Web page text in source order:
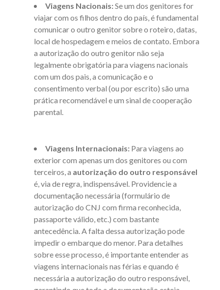
Viagens Nacionais:Se um dos genitores for
viajar com os filhos dentro do país, é fundamental
comunicar o outro genitor sobre o roteiro, datas,
local de hospedagem e meios de contato. Embora
a autorização do outro genitor não seja
legalmente obrigatória para viagens nacionais
com um dos pais, a comunicação e o
consentimento verbal (ou por escrito) são uma
prática recomendável e um sinal de cooperação
parental.
Viagens Internacionais: Para viagens ao
exterior com apenas um dos genitores ou com
terceiros, a autorização do outro responsável
é, via de regra, indispensável. Providencie a
documentação necessária (formulário de
autorização do CNJ com firma reconhecida,
passaporte válido, etc.) com bastante
antecedência. A falta dessa autorização pode
impedir o embarque do menor. Para detalhes
sobre esse processo, é importante entender as
viagens internacionais nas férias e quando é
necessária a autorização do outro responsável